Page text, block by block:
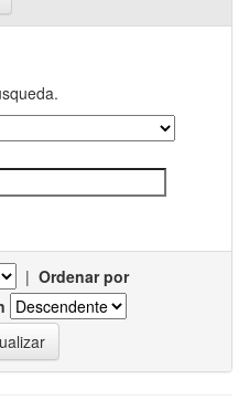
| Ordenar por